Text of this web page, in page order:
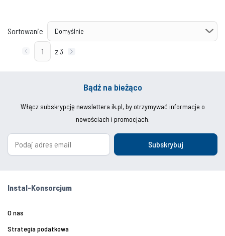
Sortowanie
z 3
Bądź na bieżąco
Włącz subskrypcję newslettera ik.pl, by otrzymywać informacje o
nowościach i promocjach.
Subskrybuj
Instal-Konsorcjum
O nas
Strategia podatkowa